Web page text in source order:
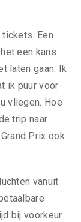
tickets. Een
een kans
laten gaan. Ik
ik puur voor
vliegen. Hoe
trip naar
Prix ook
vanuit
bij voorkeur